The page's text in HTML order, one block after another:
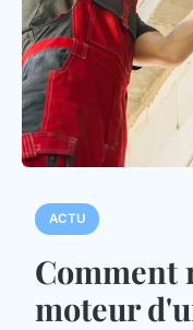
ACTU
Comment
moteur